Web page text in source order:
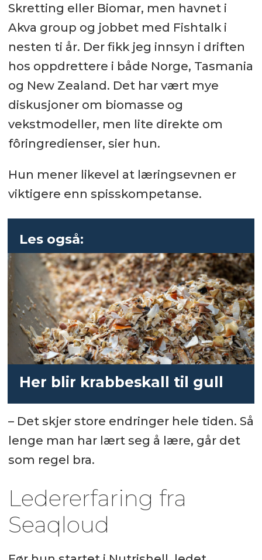
Skretting eller Biomar, men havnet i
Akva group og jobbet med Fishtalk i
nesten ti år. Der fikk jeg innsyn i driften
hos oppdrettere i både Norge, Tasmania
og New Zealand. Det har vært mye
diskusjoner om biomasse og
vekstmodeller, men lite direkte om
fôringredienser, sier hun.
Hun mener likevel at læringsevnen er
viktigere enn spisskompetanse.
Les også:
Her blir krabbeskall til gull
– Det skjer store endringer hele tiden. Så
lenge man har lært seg å lære, går det
som regel bra.
Ledererfaring fra
Seaqloud